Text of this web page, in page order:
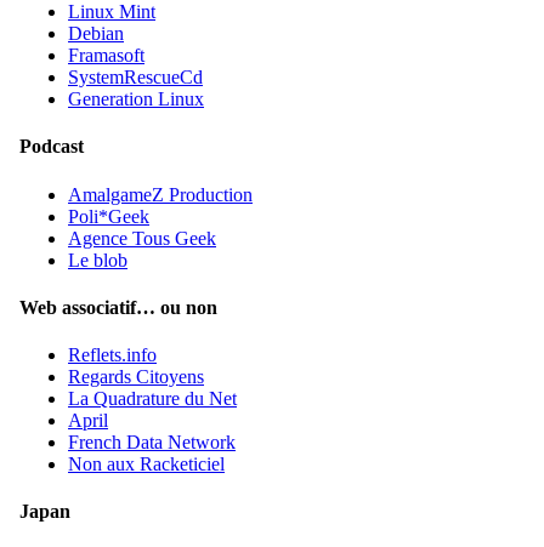
Linux Mint
Debian
Framasoft
SystemRescueCd
Generation Linux
Podcast
AmalgameZ Production
Poli*Geek
Agence Tous Geek
Le blob
Web associatif… ou non
Reflets.info
Regards Citoyens
La Quadrature du Net
April
French Data Network
Non aux Racketiciel
Japan